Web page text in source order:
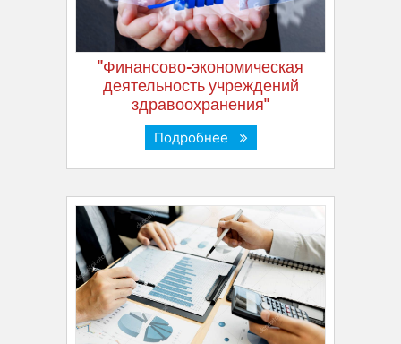
"Финансово-экономическая
деятельность учреждений
здравоохранения"
Подробнее